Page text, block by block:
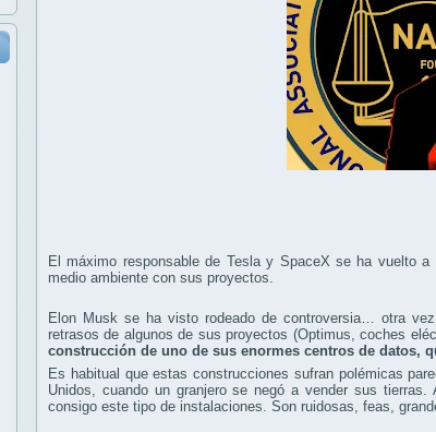
El máximo responsable de Tesla y SpaceX se ha vuelto
medio ambiente con sus proyectos.
Elon Musk se ha visto rodeado de controversia… otra
retrasos de algunos de sus proyectos (Optimus, coches
construcción de uno de sus enormes centros de datos,
Es habitual que estas construcciones sufran polémicas
Unidos, cuando un granjero se negó a vender sus
consigo este tipo de instalaciones. Son ruidosas, feas,